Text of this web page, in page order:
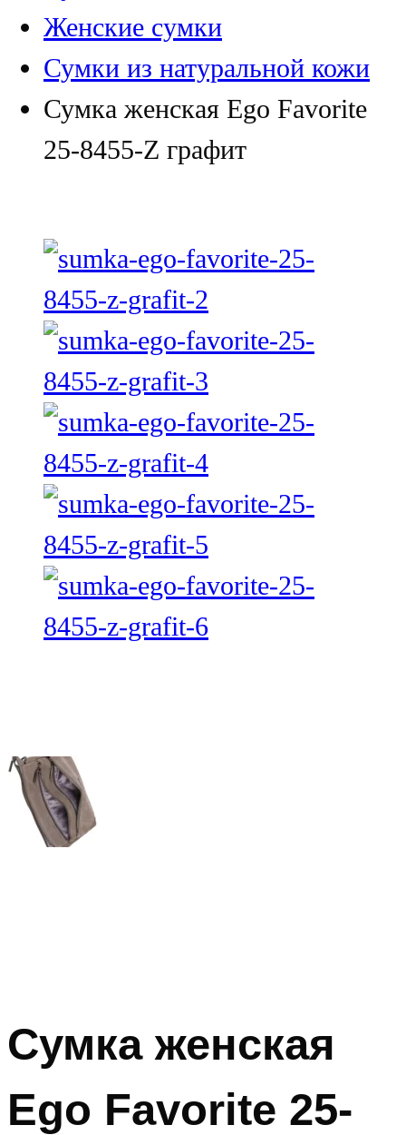
Женские сумки
Сумки из натуральной кожи
Сумка женская Ego Favorite
25-8455-Z графит
Сумка женская
Ego Favorite 25-